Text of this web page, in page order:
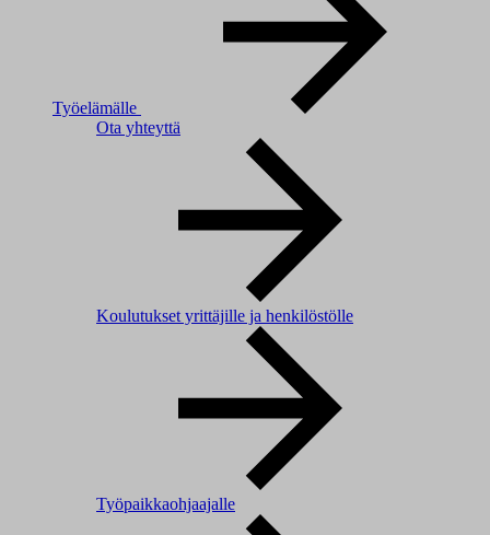
Työelämälle
Ota yhteyttä
Koulutukset yrittäjille ja henkilöstölle
Työpaikkaohjaajalle